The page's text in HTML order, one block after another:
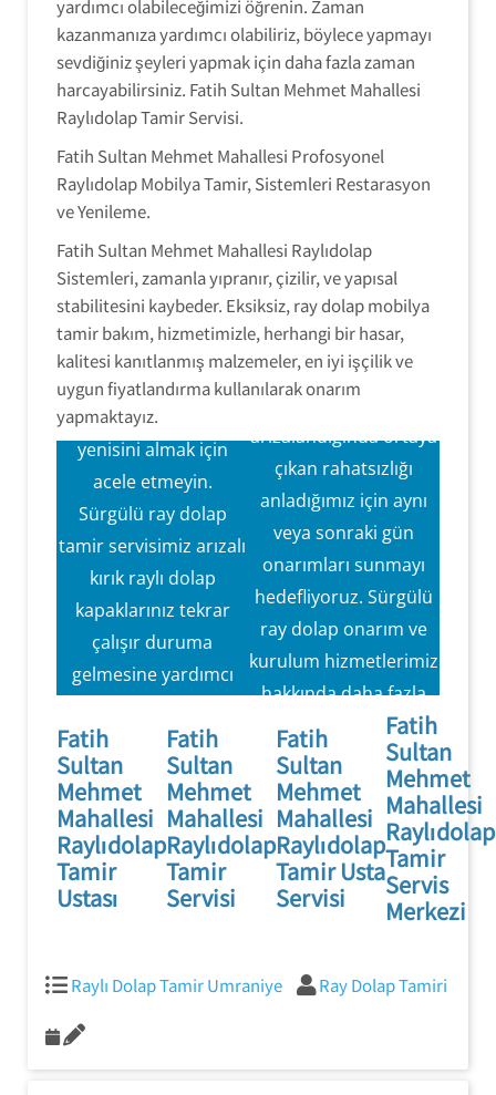
yardımcı olabileceğimizi öğrenin. Zaman
kazanmanıza yardımcı olabiliriz, böylece yapmayı
sevdiğiniz şeyleri yapmak için daha fazla zaman
harcayabilirsiniz. Fatih Sultan Mehmet Mahallesi
Raylıdolap Tamir Servisi.
Fatih Sultan Mehmet Mahallesi Profosyonel
Raylıdolap Mobilya Tamir, Sistemleri Restarasyon
ve Yenileme.
Fatih Sultan Mehmet Mahallesi Raylıdolap
Sistemleri, zamanla yıpranır, çizilir, ve yapısal
stabilitesini kaybeder. Eksiksiz, ray dolap mobilya
tamir bakım, hizmetimizle, herhangi bir hasar,
kalitesi kanıtlanmış malzemeler, en iyi işçilik ve
uygun fiyatlandırma kullanılarak onarım
yapmaktayız.
RaylıDolap
Tamir Servisi
Sürgülü ray dolap
kapaklarınız
arızalandığında,
yenisini almak için
acele etmeyin.
Sürgülü ray dolap
tamir servisimiz arızalı
kırık raylı dolap
kapaklarınız tekrar
çalışır duruma
gelmesine yardımcı
onarım ve bakım
hizmetleri
sunmaktayız.
Hızlı ve verimli
hizmet
RaylıDolap
Tamir Hizmeti
Sürgülü ray dolap
kapak mekanizmaları
arızalandığında ortaya
çıkan rahatsızlığı
anladığımız için aynı
veya sonraki gün
onarımları sunmayı
hedefliyoruz. Sürgülü
ray dolap onarım ve
kurulum hizmetlerimiz
hakkında daha fazla
bilgi için bugün güler
yüzlü ve profesyonel
kadromuzla konuşun.
Aynı Gün Servis
Hizmeti Sunmayı
Hedefliyoruz.
Fatih
Sultan
Mehmet
Mahallesi
Raylıdolap
Tamir
Ustası
Fatih
Sultan
Mehmet
Mahallesi
Raylıdolap
Tamir
Servisi
Fatih
Sultan
Mehmet
Mahallesi
Raylıdolap
Tamir Usta
Servisi
Fatih
Sultan
Mehmet
Mahallesi
Raylıdolap
Tamir
Servis
Merkezi
Raylı Dolap Tamir Umraniye Ray Dolap Tamiri